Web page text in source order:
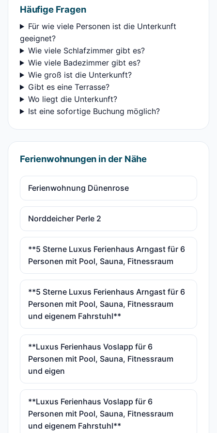
Häufige Fragen
Für wie viele Personen ist die Unterkunft
geeignet?
Wie viele Schlafzimmer gibt es?
Wie viele Badezimmer gibt es?
Wie groß ist die Unterkunft?
Gibt es eine Terrasse?
Wo liegt die Unterkunft?
Ist eine sofortige Buchung möglich?
Ferienwohnungen in der Nähe
Ferienwohnung Dünenrose
Norddeicher Perle 2
**5 Sterne Luxus Ferienhaus Arngast für 6
Personen mit Pool, Sauna, Fitnessraum
**5 Sterne Luxus Ferienhaus Arngast für 6
Personen mit Pool, Sauna, Fitnessraum
und eigenem Fahrstuhl**
**Luxus Ferienhaus Voslapp für 6
Personen mit Pool, Sauna, Fitnessraum
und eigen
**Luxus Ferienhaus Voslapp für 6
Personen mit Pool, Sauna, Fitnessraum
und eigenem Fahrstuhl**